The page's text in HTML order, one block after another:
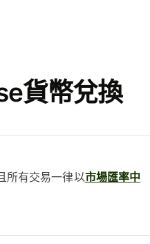
貨幣兌換
所有交易一律以市場匯率中